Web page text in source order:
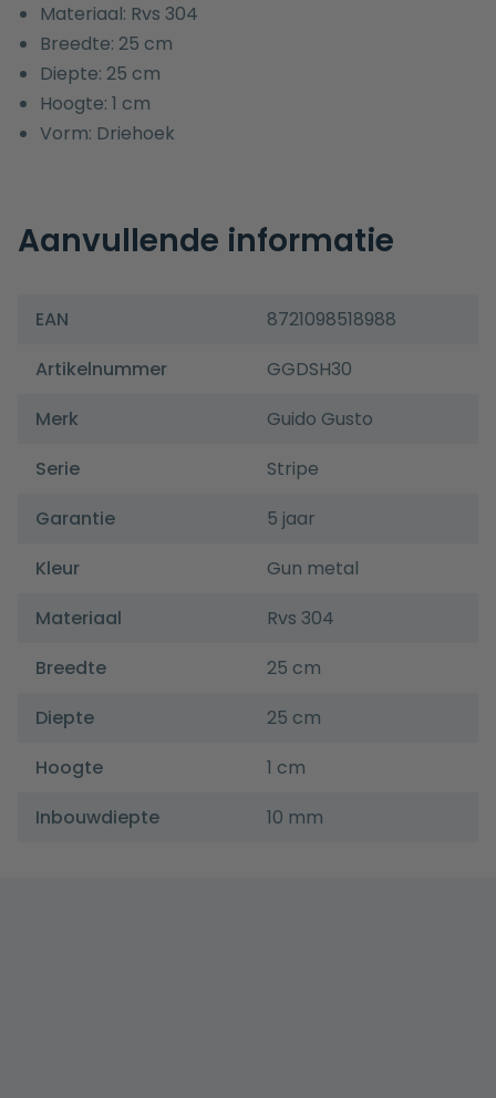
Materiaal: Rvs 304
Breedte: 25 cm
Diepte: 25 cm
Hoogte: 1 cm
Vorm: Driehoek
Aanvullende informatie
EAN
8721098518988
Artikelnummer
GGDSH30
Merk
Guido Gusto
Serie
Stripe
Garantie
5 jaar
Kleur
Gun metal
Materiaal
Rvs 304
Breedte
25 cm
Diepte
25 cm
Hoogte
1 cm
Inbouwdiepte
10 mm